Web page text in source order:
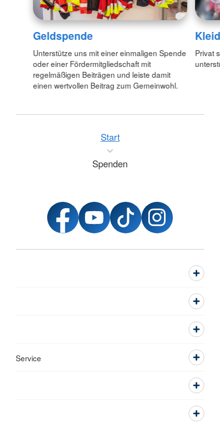
Geldspende
Unterstütze uns mit einer einmaligen Spende
oder einer Fördermitgliedschaft mit
regelmäßigen Beiträgen und leiste damit
einen wertvollen Beitrag zum Gemeinwohl.
Privat
Start
Spenden
Service